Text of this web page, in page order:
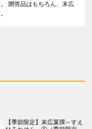
贈答品はもちろん、末広
【季節限定】 末広菓撰～すえ